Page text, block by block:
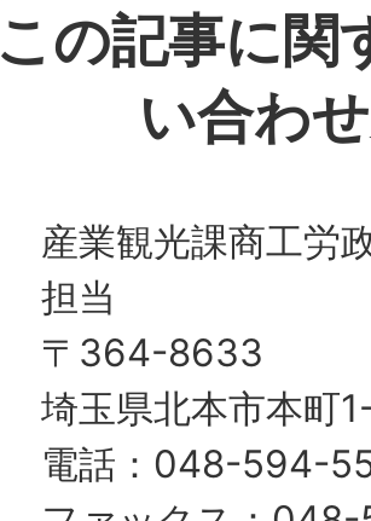
この記事に関
い合わ
産業観光課商工労
担当
〒364-8633
埼玉県北本市本町
電話：048-594-